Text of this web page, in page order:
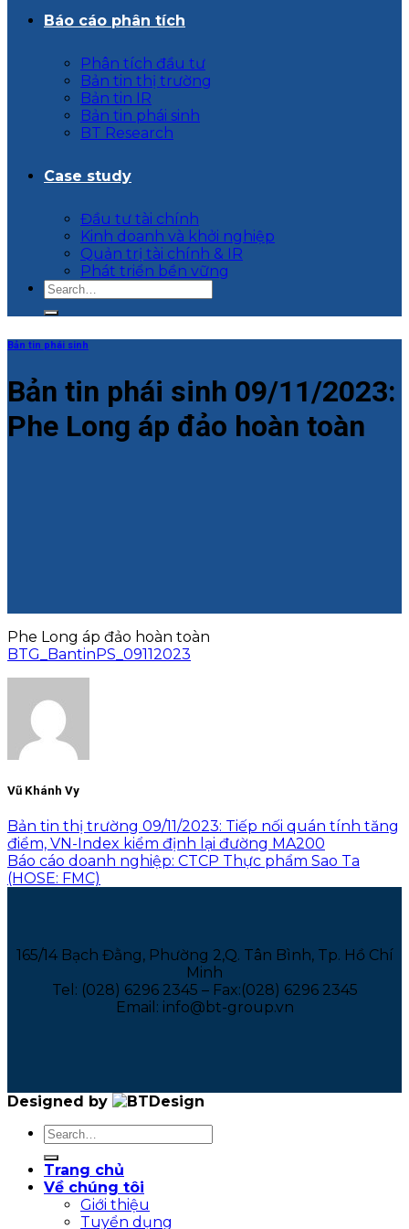
Báo cáo phân tích
Phân tích đầu tư
Bản tin thị trường
Bản tin IR
Bản tin phái sinh
BT Research
Case study
Đầu tư tài chính
Kinh doanh và khởi nghiệp
Quản trị tài chính & IR
Phát triển bền vững
Bản tin phái sinh
Bản tin phái sinh 09/11/2023:
Phe Long áp đảo hoàn toàn
Phe Long áp đảo hoàn toàn
BTG_BantinPS_09112023
Vũ Khánh Vy
Bản tin thị trường 09/11/2023: Tiếp nối quán tính tăng
điểm, VN-Index kiểm định lại đường MA200
Báo cáo doanh nghiệp: CTCP Thực phẩm Sao Ta
(HOSE: FMC)
165/14 Bạch Đằng, Phường 2,Q. Tân Bình, Tp. Hồ Chí
Minh
Tel: (028) 6296 2345 – Fax:(028) 6296 2345
Email: info@bt-group.vn
Designed by
Trang chủ
Về chúng tôi
Giới thiệu
Tuyển dụng